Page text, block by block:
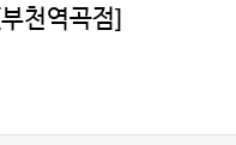
천역곡점]